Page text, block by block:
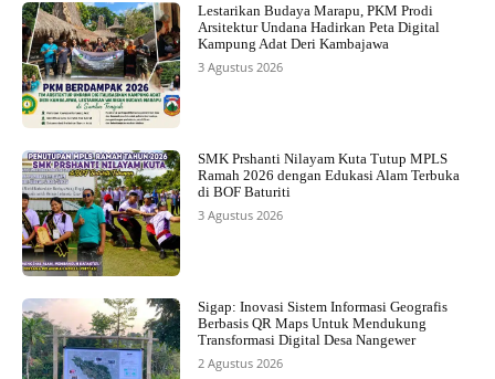
Lestarikan Budaya Marapu, PKM Prodi
Arsitektur Undana Hadirkan Peta Digital
Kampung Adat Deri Kambajawa
3 Agustus 2026
SMK Prshanti Nilayam Kuta Tutup MPLS
Ramah 2026 dengan Edukasi Alam Terbuka
di BOF Baturiti
3 Agustus 2026
Sigap: Inovasi Sistem Informasi Geografis
Berbasis QR Maps Untuk Mendukung
Transformasi Digital Desa Nangewer
2 Agustus 2026